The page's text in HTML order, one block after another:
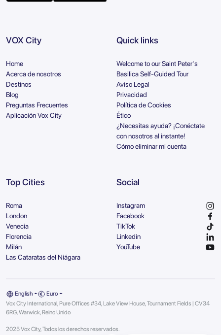
VOX City
Home
Acerca de nosotros
Destinos
Blog
Preguntas Frecuentes
Aplicación Vox City
Quick links
Welcome to our Saint Peter's
Basilica Self-Guided Tour
Aviso Legal
Privacidad
Política de Cookies
Ético
¿Necesitas ayuda? ¡Conéctate
con nosotros al instante!
Cómo eliminar mi cuenta
Top Cities
Roma
London
Venecia
Florencia
Milán
Las Cataratas del Niágara
Social
Instagram
Facebook
TikTok
Linkedin
YouTube
English
Euro
Vox City International, Pure Offices #34, Lake View House, Tournament Fields | CV34
6RG, Warwick, Reino Unido
2025 Vox City, Todos los derechos reservados.